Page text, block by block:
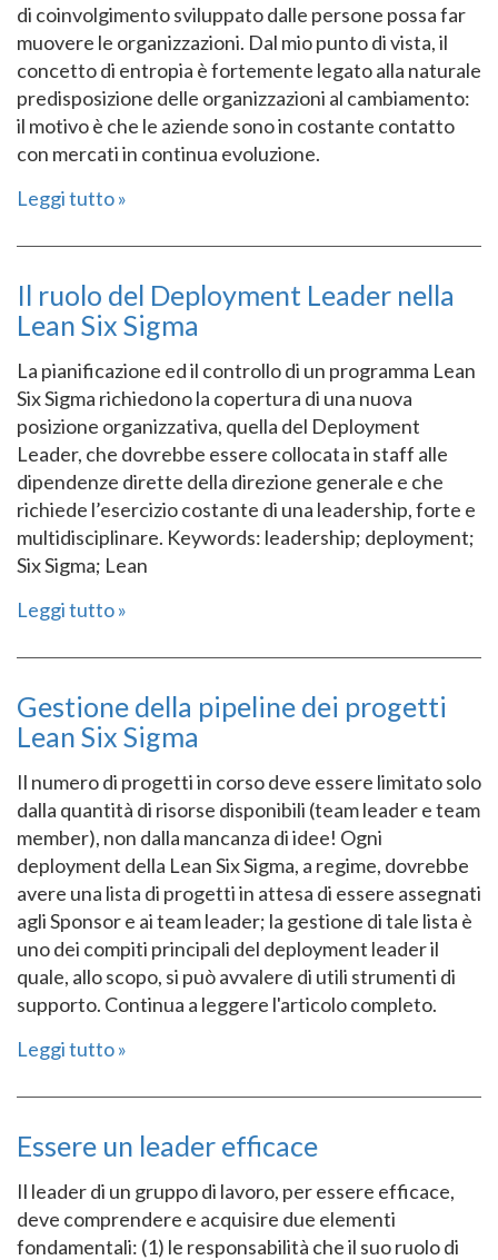
di coinvolgimento sviluppato dalle persone possa far
muovere le organizzazioni. Dal mio punto di vista, il
concetto di entropia è fortemente legato alla naturale
predisposizione delle organizzazioni al cambiamento:
il motivo è che le aziende sono in costante contatto
con mercati in continua evoluzione.
Leggi tutto
Il ruolo del Deployment Leader nella
Lean Six Sigma
La pianificazione ed il controllo di un programma Lean
Six Sigma richiedono la copertura di una nuova
posizione organizzativa, quella del Deployment
Leader, che dovrebbe essere collocata in staff alle
dipendenze dirette della direzione generale e che
richiede l’esercizio costante di una leadership, forte e
multidisciplinare. Keywords: leadership; deployment;
Six Sigma; Lean
Leggi tutto
Gestione della pipeline dei progetti
Lean Six Sigma
Il numero di progetti in corso deve essere limitato solo
dalla quantità di risorse disponibili (team leader e team
member), non dalla mancanza di idee! Ogni
deployment della Lean Six Sigma, a regime, dovrebbe
avere una lista di progetti in attesa di essere assegnati
agli Sponsor e ai team leader; la gestione di tale lista è
uno dei compiti principali del deployment leader il
quale, allo scopo, si può avvalere di utili strumenti di
supporto. Continua a leggere l'articolo completo.
Leggi tutto
Essere un leader efficace
Il leader di un gruppo di lavoro, per essere efficace,
deve comprendere e acquisire due elementi
fondamentali: (1) le responsabilità che il suo ruolo di